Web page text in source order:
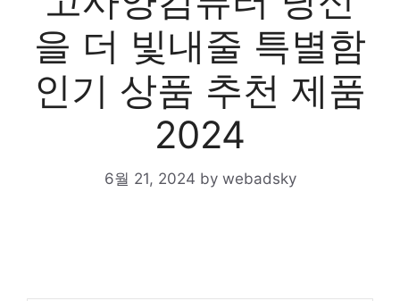
을 더 빛내줄 특별함
인기 상품 추천 제품
2024
6월 21, 2024 by webadsky